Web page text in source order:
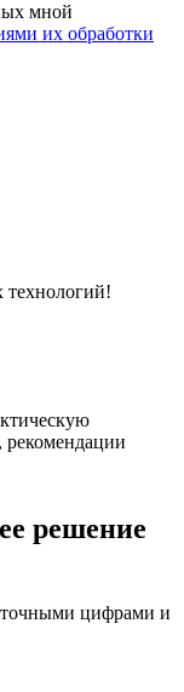
мной
их обработки
технологий!
решение
цифрами и